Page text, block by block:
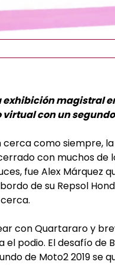
magistral
virtual con un
cerca como siempre,
con muchos de
fue Alex Márquez
de su Repsol
con Quartararo y
podio. El desafío de
de Moto2 2019 se